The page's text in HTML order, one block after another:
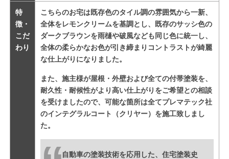
特
徴・
こだ
わり
こちらのお宅は既存色のタイル調の雰囲気から一新、
全体をレモンクリームを基調とし、既存のサッシ色の
ダークブラウンを雨樋や破風なども同じ色に統一し、
全体の柔らかなお色が引き締まりコントラストが綺麗
な仕上がりになりました。
また、施主様が屋根・外壁および全ての付帯塗装を、
耐久性・耐候性がより高い仕上がりをご希望との相談
を受けましたので、可能な箇所は全てプレマテック社
のインテグラルコート（クリヤー）を施工致しまし
た。
自動車の塗装技術を応用した、住宅塗装史